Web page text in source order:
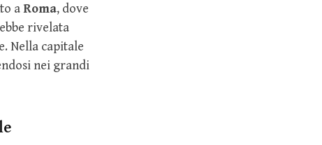
aRoma, dove
rivelata
Nella capitale
nei grandi